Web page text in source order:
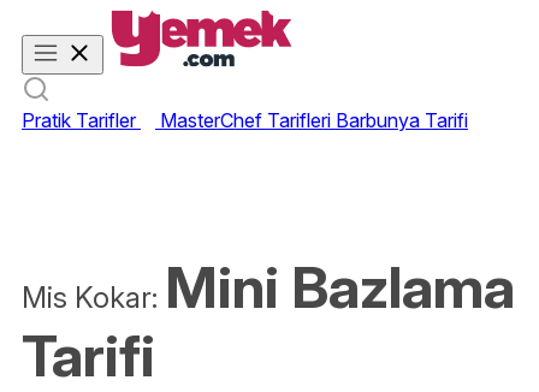
Pratik Tarifler MasterChef Tarifleri Barbunya Tarifi
Mis Kokar: Mini Bazlama
Tarifi